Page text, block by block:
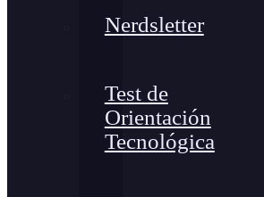
Nerdsletter
Test de
Orientación
Tecnológica